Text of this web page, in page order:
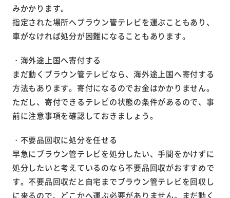
みかかります。
指定された場所へブラウン管テレビを運ぶこともあり、
車がなければ処分が困難になることもあります。
・海外途上国へ寄付する
まだ動くブラウン管テレビなら、海外途上国へ寄付する
方法もあります。寄付になるのでお金はかかりません。
ただし、寄付できるテレビの状態の条件があるので、事
前に注意事項を確認しておきましょう。
・不要品回収に処分を任せる
早急にブラウン管テレビを処分したい、手間をかけずに
処分したいと考えているのなら不要品回収がおすすめで
す。不要品回収だと自宅までブラウン管テレビを回収し
に来るので、どこかへ運ぶ必要がありません。まだ動く